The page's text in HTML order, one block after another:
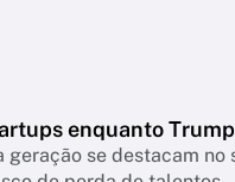
enquanto
geração se destacam